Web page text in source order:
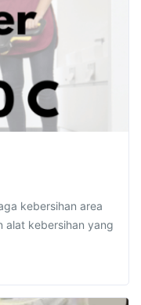
kebersihan area
alat kebersihan yang